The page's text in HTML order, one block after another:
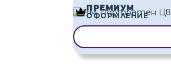
ПРЕМИУМ
ОФОРМЛЕНИЕ